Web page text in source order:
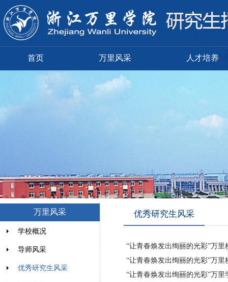
首页 万里风采 人才培养
万里风采
学校概况
导师风采
优秀研究生风采
优秀研究生风采
“让青春焕发出绚丽的光彩”万
“让青春焕发出绚丽的光彩”万
“让青春焕发出绚丽的光彩”万